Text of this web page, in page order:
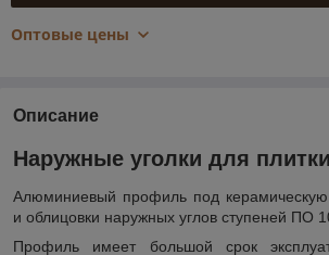
Оптовые цены
Описание
Наружные уголки для
Алюминиевый профиль под
и облицовки наружных углов ступеней ПО
Профиль имеет большой срок